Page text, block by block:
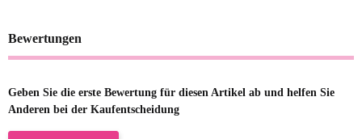
Bewertungen
Geben Sie die erste Bewertung für diesen Artikel ab und helfen Sie
Anderen bei der Kaufentscheidung